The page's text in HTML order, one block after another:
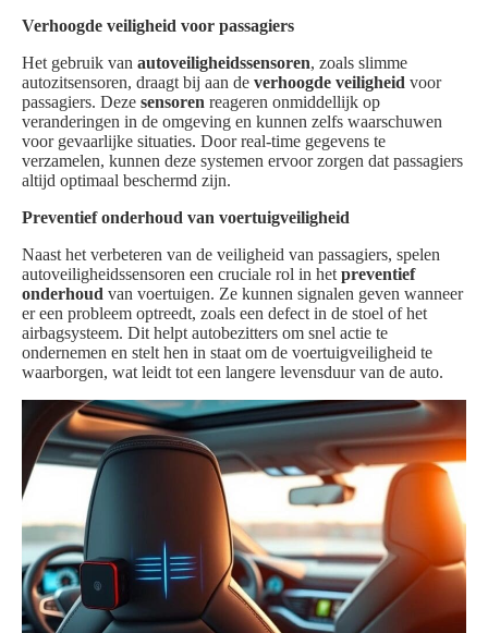
Verhoogde veiligheid voor passagiers
Het gebruik van autoveiligheidssensoren, zoals slimme
autozitsensoren, draagt bij aan de verhoogde veiligheid voor
passagiers. Deze sensoren reageren onmiddellijk op
veranderingen in de omgeving en kunnen zelfs waarschuwen
voor gevaarlijke situaties. Door real-time gegevens te
verzamelen, kunnen deze systemen ervoor zorgen dat passagiers
altijd optimaal beschermd zijn.
Preventief onderhoud van voertuigveiligheid
Naast het verbeteren van de veiligheid van passagiers, spelen
autoveiligheidssensoren een cruciale rol in het preventief
onderhoud van voertuigen. Ze kunnen signalen geven wanneer
er een probleem optreedt, zoals een defect in de stoel of het
airbagsysteem. Dit helpt autobezitters om snel actie te
ondernemen en stelt hen in staat om de voertuigveiligheid te
waarborgen, wat leidt tot een langere levensduur van de auto.